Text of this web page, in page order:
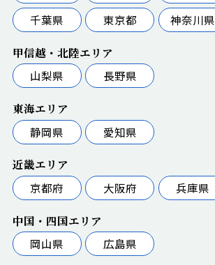
千葉県
東京都 神奈川県
甲信越・北陸エリア
山梨県
長野県
東海エリア
静岡県
愛知県
近畿エリア
京都府
大阪府 兵庫県
中国・四国エリア
岡山県
広島県